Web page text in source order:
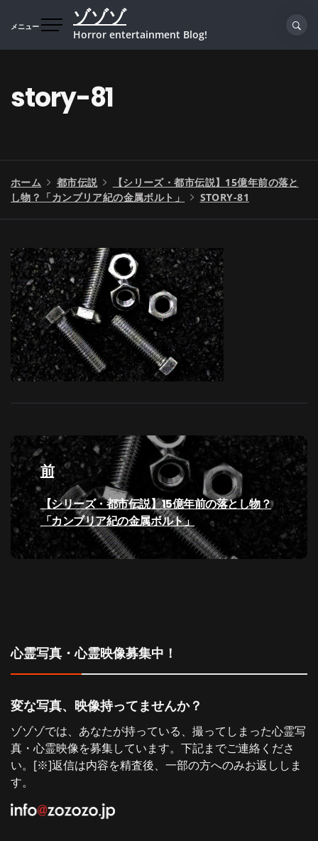
プ
メニュー ゾゾゾ
Horror entertainment Blog!
story-81
ホーム 都市伝説
【シリーズ・都市伝説】15億年前の落と
し物？「カンブリア紀の金属ボルト」
STORY-81
投
稿
ナ
ビ
ゲ
ョ
ン
前
過
去
の
投
【シリーズ・都市伝説】15億年前の落とし物？
「カンブリア紀の金属ボルト」
心霊写真・心霊映像募集中！
変な写真、映像持ってませんか？
ゾゾゾでは、あなたが持っている、撮ってしまった心霊写
真・心霊映像を募集しています。下記までご連絡くださ
い。[※]返信は内容を精査後、一部の方へのみお返ししま
す。